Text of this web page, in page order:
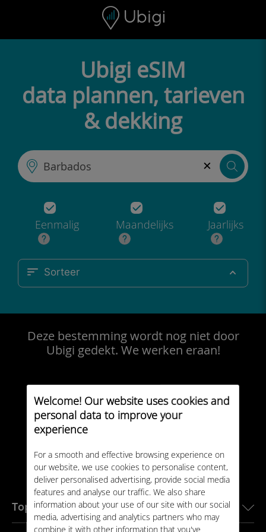
Welcome! Our website uses cookies and
personal data to improve your
experience
For a smooth and effective browsing experience on
our website, we use cookies to personalise content,
deliver personalised advertising, provide social media
features and analyse our traffic. We also share
information about your use of our site with our social
media, advertising and analytics partners who may
combine it with other information that you've
Navigatiebalk Voettekst
Ubigi eSIM
data plannen, tarieven
& dekking
×
Eenmalig Maandelijks Jaarlijks
Sorteer
Deze bestemming wordt nog niet door
Ubigi gedekt. We werken eraan!
Topbestemmingen